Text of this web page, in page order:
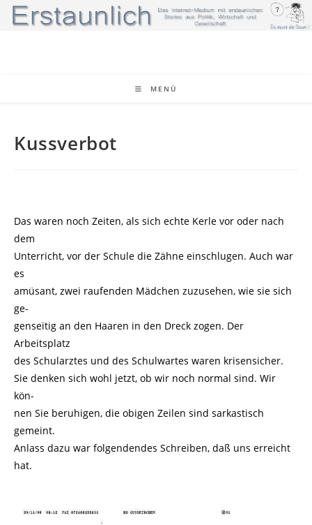
Zum
Inhalt
MENÜ
Kussverbot
Das waren noch Zeiten, als sich echte Kerle vor oder nach
dem
Unterricht, vor der Schule die Zähne einschlugen. Auch war
es
amüsant, zwei raufenden Mädchen zuzusehen, wie sie sich
ge-
genseitig an den Haaren in den Dreck zogen. Der
Arbeitsplatz
des Schularztes und des Schulwartes waren krisensicher.
Sie denken sich wohl jetzt, ob wir noch normal sind. Wir
kön-
nen Sie beruhigen, die obigen Zeilen sind sarkastisch
gemeint.
Anlass dazu war folgendendes Schreiben, daß uns erreicht
hat.